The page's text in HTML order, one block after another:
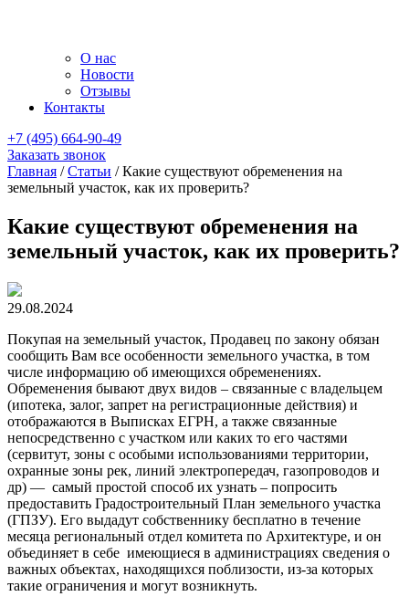
О нас
Новости
Отзывы
Контакты
+7 (495) 664-90-49
Заказать звонок
Главная /Статьи /Какие существуют обременения на
земельный участок, как их проверить?
Какие существуют обременения на
земельный участок, как их проверить?
29.08.2024
Покупая на земельный участок, Продавец по закону обязан
сообщить Вам все особенности земельного участка, в том
числе информацию об имеющихся обременениях.
Обременения бывают двух видов – связанные с владельцем
(ипотека, залог, запрет на регистрационные действия) и
отображаются в Выписках ЕГРН, а также связанные
непосредственно с участком или каких то его частями
(сервитут, зоны с особыми использованиями территории,
охранные зоны рек, линий электропередач, газопроводов и
др) — самый простой способ их узнать – попросить
предоставить Градостроительный План земельного участка
(ГПЗУ). Его выдадут собственнику бесплатно в течение
месяца региональный отдел комитета по Архитектуре, и он
объединяет в себе имеющиеся в администрациях сведения о
важных объектах, находящихся поблизости, из-за которых
такие ограничения и могут возникнуть.